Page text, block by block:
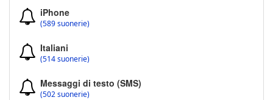
iPhone
(589 suonerie)
Italiani
(514 suonerie)
Messaggi di testo (SMS)
(502 suonerie)